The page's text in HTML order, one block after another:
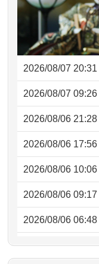
2026/08/07 20:31
2026/08/07 09:26
2026/08/06 21:28
2026/08/06 17:56
2026/08/06 10:06
2026/08/06 09:17
2026/08/06 06:48
2026/08/05 15:07